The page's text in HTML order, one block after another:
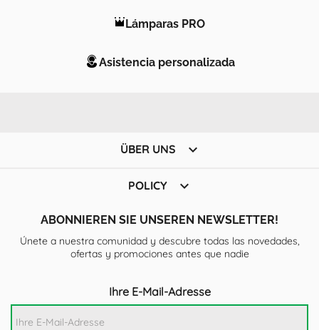
Lámparas PRO
Asistencia personalizada
ÜBER UNS 
POLICY 
ABONNIEREN SIE UNSEREN NEWSLETTER!
Únete a nuestra comunidad y descubre todas las novedades,
ofertas y promociones antes que nadie
Ihre E-Mail-Adresse